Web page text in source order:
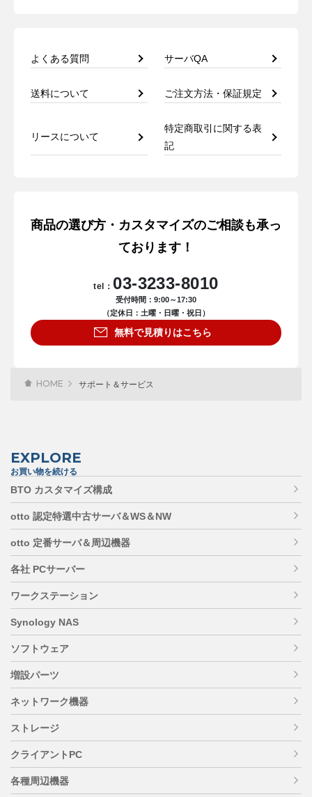
よくある質問 サーバQA
送料について ご注文方法・保証規定
リースについて
特定商取引に関する表
記
商品の選び方・カスタマイズのご相談も承っ
ております！
tel： 03-3233-8010
受付時間：9:00～17:30
（定休日：土曜・日曜・祝日）
無料で見積りはこちら
HOME サポート＆サービス
EXPLORE
お買い物を続ける
BTO カスタマイズ構成
otto 認定特選中古サーバ＆WS＆NW
otto 定番サーバ＆周辺機器
各社 PCサーバー
ワークステーション
Synology NAS
ソフトウェア
増設パーツ
ネットワーク機器
ストレージ
クライアントPC
各種周辺機器